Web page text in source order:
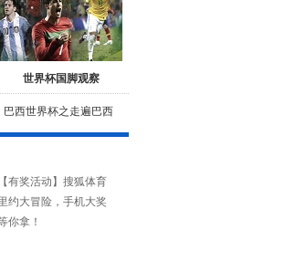
世界杯国脚观察
巴西世界杯之走遍巴西
【有奖活动】搜狐体育
约大冒险，手机大奖
你拿！